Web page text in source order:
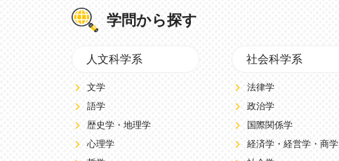
学問から探す
人文科学系
文学
語学
歴史学・地理学
心理学
社会科学系
法律学
政治学
国際関係学
経済学・経営学・商学